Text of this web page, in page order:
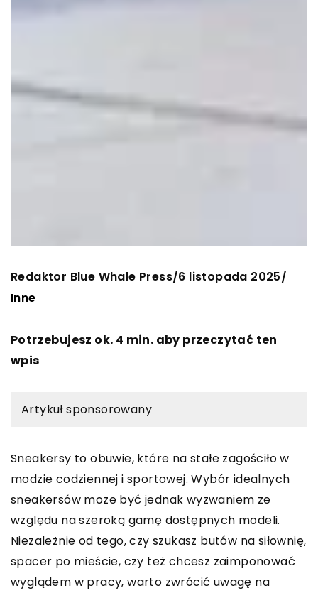
Redaktor Blue Whale Press/6 listopada 2025/
Inne
Potrzebujesz ok. 4 min. aby przeczytać ten
wpis
Artykuł sponsorowany
Sneakersy to obuwie, które na stałe zagościło w
modzie codziennej i sportowej. Wybór idealnych
sneakersów może być jednak wyzwaniem ze
względu na szeroką gamę dostępnych modeli.
Niezależnie od tego, czy szukasz butów na siłownię,
spacer po mieście, czy też chcesz zaimponować
wyglądem w pracy, warto zwrócić uwagę na